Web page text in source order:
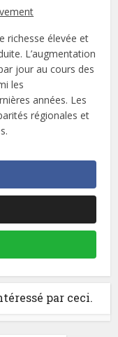
richesse élevée et
L’augmentation
jour au cours des
les
années. Les
régionales et
par ceci.